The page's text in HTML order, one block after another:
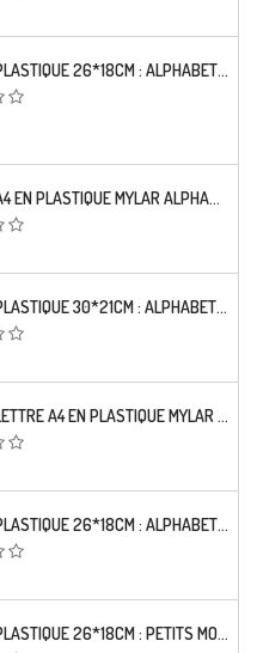
POCHOIR PLASTIQUE 26*18CM : ALPHABET (03)
POCHOIR A4 EN PLASTIQUE MYLAR ALPHABET LETTRE TYPO CHARLEMAGNE 28 MM
POCHOIR PLASTIQUE 30*21CM : ALPHABET (03)
POCHOIR LETTRE A4 EN PLASTIQUE MYLAR ALPHABET STYLE STENCIL BOLD 30 MM
POCHOIR PLASTIQUE 26*18CM : ALPHABET (16)
POCHOIR PLASTIQUE 26*18CM : PETITS MOTIFS FLORALES